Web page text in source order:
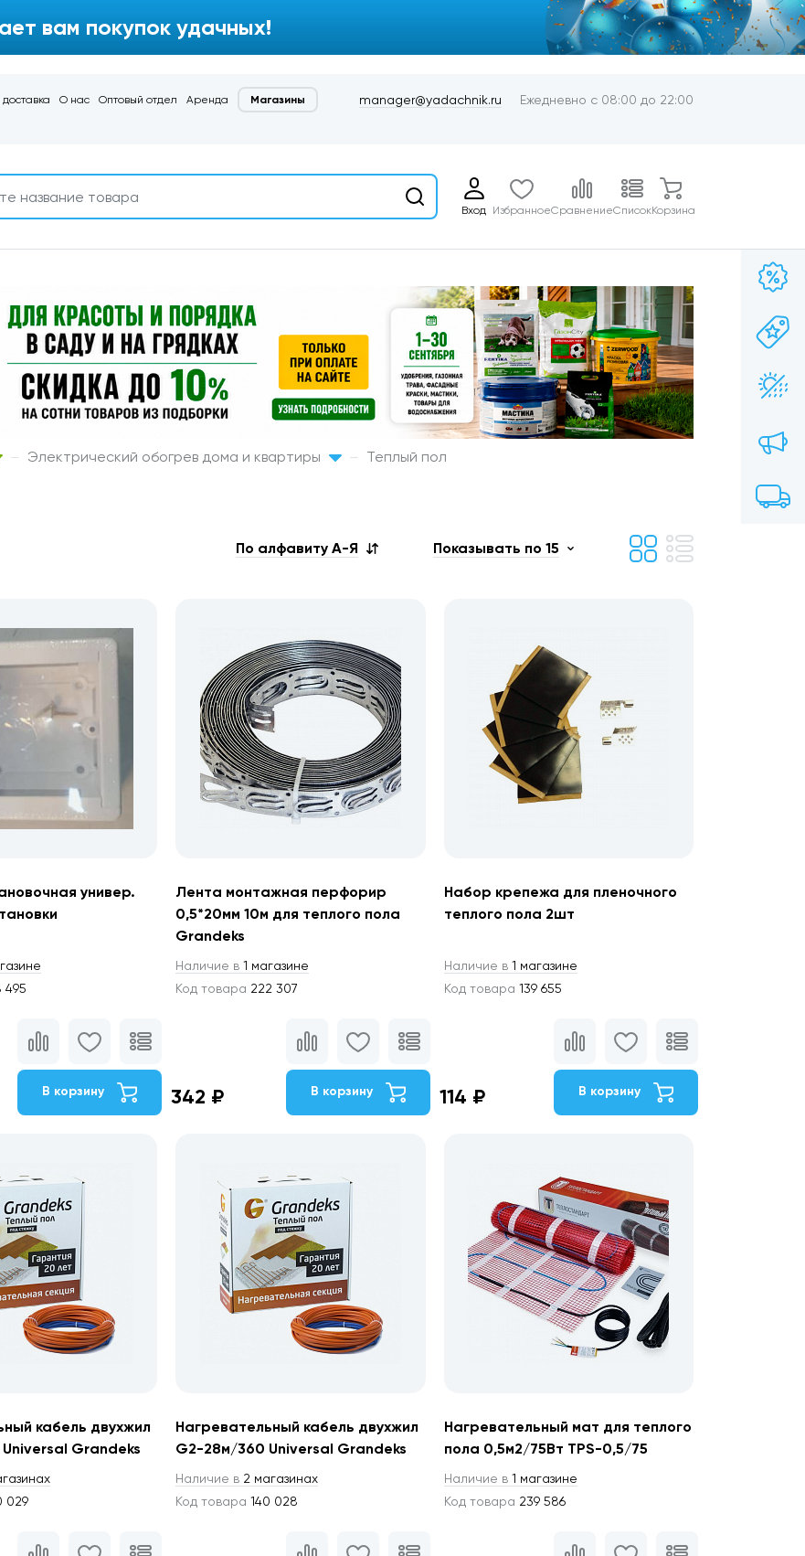
вам покупок удачных!
О нас Оптовый отдел Аренда Магазины manager@yadachnik.ru Ежедневно с 08:00 до 22:00
Вход ИзбранноеСравнениеСписокКорзина
Электрический обогрев дома и квартиры Теплый пол
По алфавиту А-Я Показывать по 15
универ.
495
В корзину
Лента монтажная перфорир
0,5*20мм 10м для теплого пола
Grandeks
Наличие в 1 магазине
Код товара 222 307
342 ₽ В корзину
Набор крепежа для пленочного
теплого пола 2шт
Наличие в1 магазине
Код товара 139 655
114 ₽ В корзину
кабель двухжил
Universal Grandeks
029
Нагревательный кабель двухжил
G2-28м/360 Universal Grandeks
Наличие в 2 магазинах
Код товара 140 028
Нагревательный мат для теплого
пола 0,5м2/75Вт TPS-0,5/75
Наличие в1 магазине
Код товара 239 586